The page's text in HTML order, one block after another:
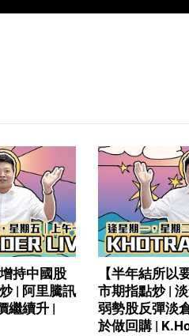
持中國股
| 阿里騰訊
繼續升 |
【半年結所以
市期指點炒 |
弱勢股反彈淡
於做回購 |